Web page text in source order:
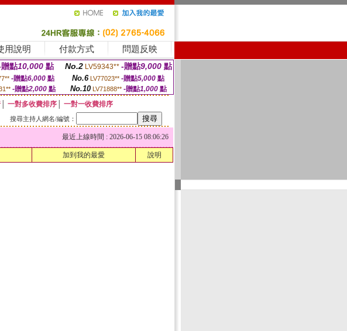
用說明 付款方式 問題反映
點10,000 點 No.2 LV59343** -贈點9,000 點
-贈點6,000點 No.6 LV77023** -贈點5,000點
-贈點2,000點 No.10 LV71888** -贈點1,000 點
│ 一對多收費排序
一對一收費排序
搜尋主持人網名/編號：
最近上線時間 : 2026-06-15 08:06:26
加到我的最愛 說明